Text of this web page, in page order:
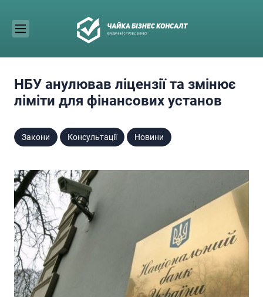
content
НБУ анулював ліцензії та змінює
ліміти для фінансових установ
Закони Консультації Новини